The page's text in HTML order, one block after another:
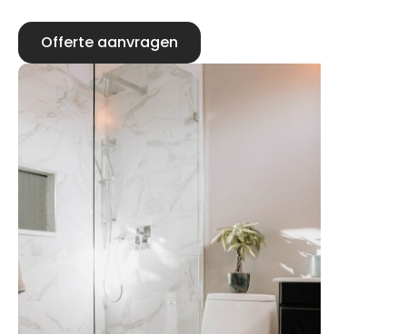
Offerte aanvragen